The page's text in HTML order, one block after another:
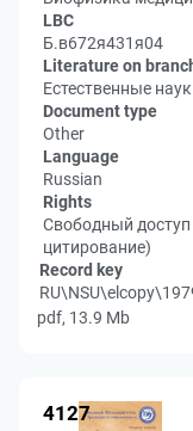
LBC
Б.в672я431я04
Literature on
Естественные
Document type
Other
Language
Russian
Rights
Свободный доступ
цитирование)
Record key
pdf, 13.9 Mb
4127